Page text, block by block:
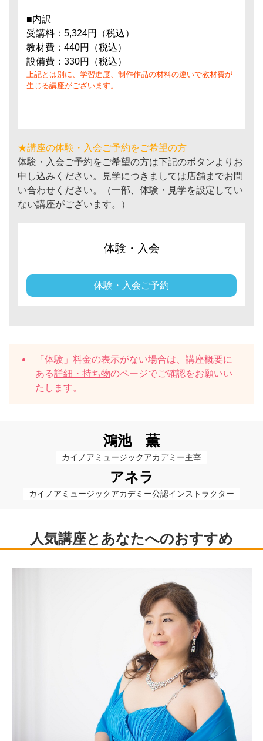
■内訳
受講料：5,324円（税込）
教材費：440円（税込）
設備費：330円（税込）
上記とは別に、学習進度、制作作品の材料の違いで教材費が
生じる講座がございます。
★講座の体験・入会ご予約をご希望の方
体験・入会ご予約をご希望の方は下記のボタンよりお
申し込みください。見学につきましては店舗までお問
い合わせください。（一部、体験・見学を設定してい
ない講座がございます。）
体験・入会
体験・入会ご予約
「体験」料金の表示がない場合は、講座概要に
ある詳細・持ち物のページでご確認をお願いい
たします。
鴻池 薫
カイノアミュージックアカデミー主宰
アネラ
カイノアミュージックアカデミー公認インストラクター